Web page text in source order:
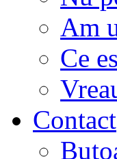
Am
Ce
Contact